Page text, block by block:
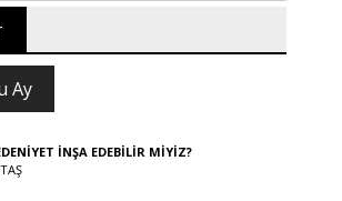
Ay
İNŞA EDEBİLİR MİYİZ?